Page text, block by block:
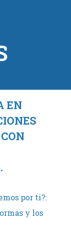
EN
por ti?:
y los